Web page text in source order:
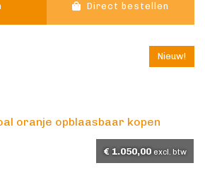
Direct bestellen
Nieuw!
€ 1.050,00 excl. btw